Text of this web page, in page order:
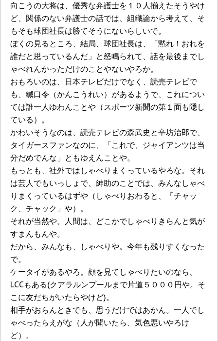
向こうの大将は、優秀な弁護士を１０人揃えたそうやけ
ど、関係のない弁護士の話では、組織論から考えて、そ
もそも球団社長は勝てそうにないらしいで。
ぼくの見るところ、結局、球団社長は、「黙れ！おれを
誰だと思っているんだ」と怒鳴られて、話を最後までし
ゃべれんかっただけのことやないやろか。
おもろいのは、日本テレビだけでなく、読売テレビで
も、緘口令（かんこうれい）があるようで、これについ
ては誰一人ゆわんことや（スポーツ新聞の第１面も隠し
ている）。
かわいそうなのは、読売テレビの森武史と辛坊治郎で、
タイガースファンなのに、「これで、ジャイアンツは当
分だめでんな」ともゆえんことや。
もっとも、社外ではしゃべりまくっているやろな。それ
は芸人でもいっしょで、紳助のことでは、みんなしゃべ
りまくっているはずや（しゃべりおわると、「チャッ
ク、チャック」や）。
それが当然や。人間は、どこかでしゃべりきらんと気が
すまんもんや。
だから、みんなも、しゃべりや。今年も残りすくなった
で。
ケータイがあるやろ。顔を見てしゃべりたいのなら、
LCCもある(クアラルンプールまで片道５０００円や。そ
こに友だちがいたらやけど)。
相手がおらんときでも、思うだけではあかん。一人でし
ゃべったらえがな（人が聞いたら、気色悪いやろけ
ど）。